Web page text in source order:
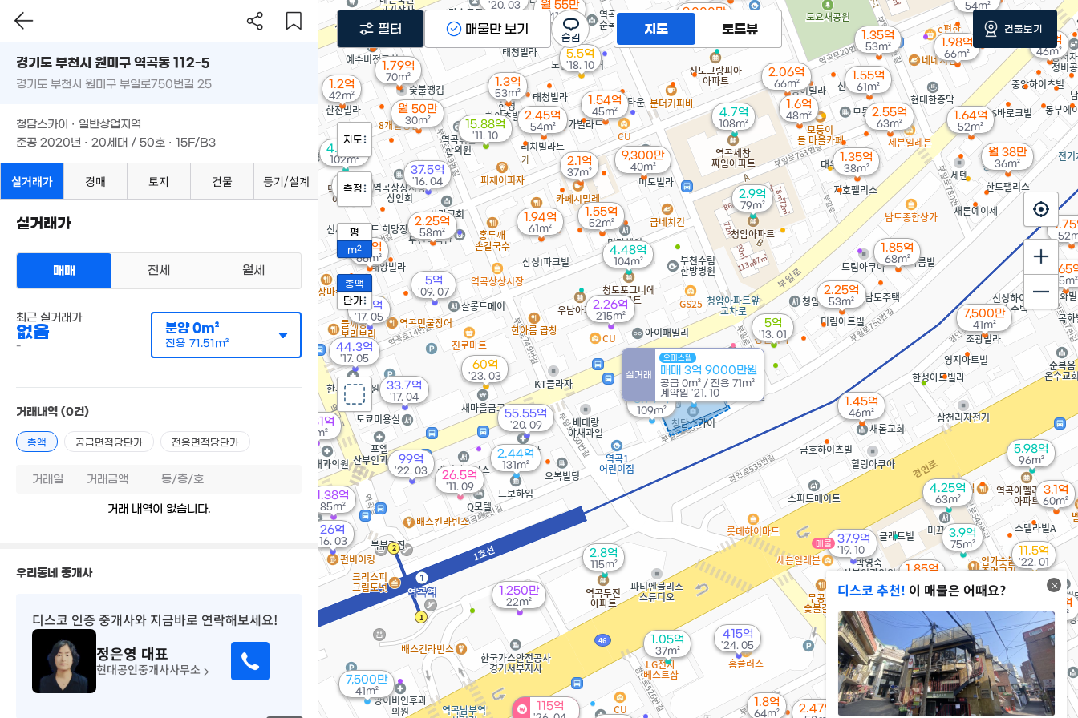
3.9억
75m²
1.3억
46m²
2.8억
115m²
4.48억
104m²
월 38만
36m²
9,000만
1.3억
53m²
1.54억
45m²
5.98억
96m²
2.44억
131m²
3.1억
60m²
1.55억
43m²
37.9억
'19. 10
매물
115억
2.1억
66m²
4.22억
102m²
월 50만
30m²
1.79억
70m²
1.8억
64m²
1.05억
37m²
81.5억
'26. 01
2.06억
66m²
2,000만
34m²
9,300만
40m²
월 55만
41m²
1.55억
52m²
1.35억
38m²
1.6억
48m²
7,500만
41m²
4.7억
108m²
2.1억
37m²
1.64억
52m²
1.2억
42m²
2.7억
53m²
1.94억
61m²
3.8억
'25. 02
2.47억
52m²
54m²
4.25억
63m²
2.45억
54m²
415억
'24. 05
7,500만
41m²
2.9억
79m²
3.79억
109m²
1.75
1.45억
46m²
60억
'23. 03
2.25억
58m²
1.35억
53m²
1,250만
22m²
1.98억
66m²
99억
'22. 03
2.25억
53m²
11.5억
'22. 01
실거래
오피스텔
매매 3억 9000만원
공급 0m² / 전용 71m²
계약일 '21. 10
1.32억
47m²
2.55억
63m²
1.55억
61m²
1.38억
85m²
55.55억
'20. 09
1.85억
68m²
2.65
65m²
'20. 03
1.85억
5.5억
'18. 10
9,900만
0m²
44.3억
'17. 05
9.8억
'17. 05
33.7억
'17. 04
37.5억
'16. 04
26억
'16. 03
5억
'13. 01
15.88억
'11. 10
26.5억
'11. 09
5억
'09. 07
2.26억
215m²
10.81억
97m²
디스코 추천! 이 매물은 어때요?
지도 로드뷰
지도
측정
평
m2
총액
단가
필터 매물만 보기 건물보기
경기도 부천시 원미구 역곡동 112-5
경기도 부천시 원미구 부일로750번길 25
청담스카이 · 일반상업지역
준공 2020년 · 20세대 / 50호 · 15F/B3
실거래가 경매 토지 건물 등기/설계
실거래가
매매 전세 월세
최근 실거래가
없음
-
분양0m²
전용 71.51m²
거래내역 (0건)
총액 공급면적당단가 전용면적당단가
거래일 거래금액 동/층/호
거래 내역이 없습니다.
우리동네 중개사
디스코 인증 중개사와 지금바로 연락해보세요!
정은영 대표
현대공인중개사사무소